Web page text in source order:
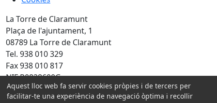
La Torre de Claramunt
Plaça de l'ajuntament, 1
08789 La Torre de Claramunt
Tel. 938 010 329
Fax 938 010 817
NIF P0828600G
Amb la col·laboració de:
Aquest lloc web fa servir cookies pròpies i de tercers per
facilitar-te una experiència de navegació òptima i recollir